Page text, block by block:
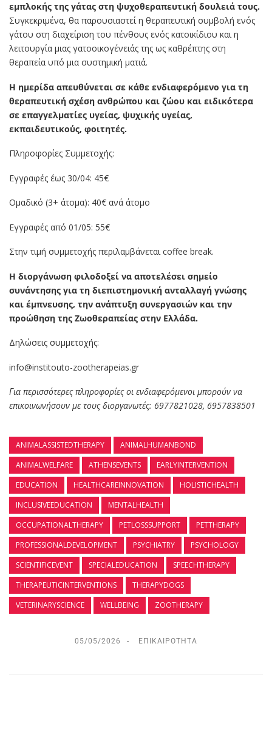
εμπλοκής της γάτας στη ψυχοθεραπευτική δουλειά τους.
Συγκεκριμένα, θα παρουσιαστεί η θεραπευτική συμβολή ενός
γάτου στη διαχείριση του πένθους ενός κατοικίδιου και η
λειτουργία μιας γατοοικογένειάς της ως καθρέπτης στη
θεραπεία υπό μια συστημική ματιά.
Η ημερίδα απευθύνεται σε κάθε ενδιαφερόμενο για τη
θεραπευτική σχέση ανθρώπου και ζώου και ειδικότερα
σε επαγγελματίες υγείας, ψυχικής υγείας,
εκπαιδευτικούς, φοιτητές.
Πληροφορίες Συμμετοχής:
Εγγραφές έως 30/04: 45€
Ομαδικό (3+ άτομα): 40€ ανά άτομο
Εγγραφές από 01/05: 55€
Στην τιμή συμμετοχής περιλαμβάνεται coffee break.
Η διοργάνωση φιλοδοξεί να αποτελέσει σημείο
συνάντησης για τη διεπιστημονική ανταλλαγή γνώσης
και έμπνευσης, την ανάπτυξη συνεργασιών και την
προώθηση της Ζωοθεραπείας στην Ελλάδα.
Δηλώσεις συμμετοχής:
info@institouto-zootherapeias.gr
Για περισσότερες πληροφορίες οι ενδιαφερόμενοι μπορούν να
επικοινωνήσουν με τους διοργανωτές: 6977821028, 6957838501
ANIMALASSISTEDTHERAPY
ANIMALHUMANBOND
ANIMALWELFARE
ATHENSEVENTS
EARLYINTERVENTION
EDUCATION
HEALTHCAREINNOVATION
HOLISTICHEALTH
INCLUSIVEEDUCATION
MENTALHEALTH
OCCUPATIONALTHERAPY
PETLOSSSUPPORT
PETTHERAPY
PROFESSIONALDEVELOPMENT
PSYCHIATRY
PSYCHOLOGY
SCIENTIFICEVENT
SPECIALEDUCATION
SPEECHTHERAPY
THERAPEUTICINTERVENTIONS
THERAPYDOGS
VETERINARYSCIENCE
WELLBEING ZOOTHERAPY
05/05/2026 ΕΠΙΚΑΙΡΌΤΗΤΑ